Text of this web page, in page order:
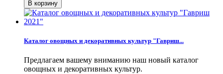
Каталог овощных и декоративных культур "Гавриш...
Предлагаем вашему вниманию наш новый каталог
овощных и декоративных культур.